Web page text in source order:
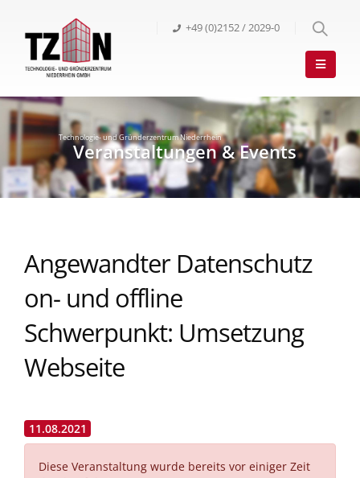
+49 (0)2152 / 2029-0
Angewandter Datenschutz
on- und offline
Schwerpunkt: Umsetzung
Webseite
11.08.2021
Diese Veranstaltung wurde bereits vor einiger Zeit